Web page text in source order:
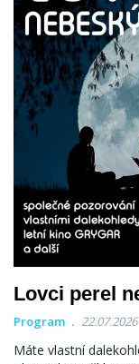
Lovci perel
Program 22.07.2026
Máte vlastní